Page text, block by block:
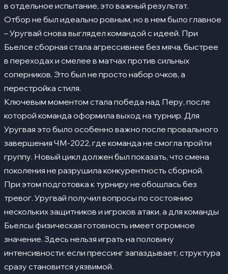
в отдельное испытание, это важный результат.
Отбор не был идеально ровным, но в нем было главное
– Уругвай снова выглядел командой с идеей. При
Бьелсе сборная стала агрессивнее без мяча, быстрее
в переходах и смелее в матчах против сильных
соперников. Это был не просто набор очков, а
перестройка стиля.
Ключевым моментом стала победа над Перу, после
которой команда оформила выход на турнир. Для
Уругвая это было особенно важно после провального
завершения ЧМ-2022, где команда не смогла пройти
группу. Новый цикл должен был показать, что смена
поколения не разрушила конкурентность сборной.
При этом подготовка к турниру не обошлась без
тревог. Уругвай получил вопросы по состоянию
нескольких защитников и игроков атаки, а для команды
Бьелсы физическая готовность имеет огромное
значение. Здесь нельзя играть на половину
интенсивности: если прессинг запаздывает, структура
сразу становится уязвимой.